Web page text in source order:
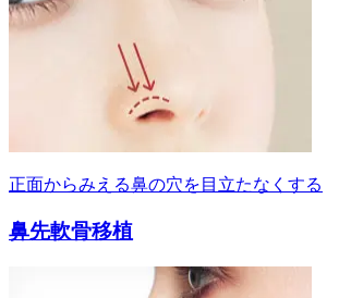
正面からみえる鼻の穴を目立たなくする
鼻先軟骨移植